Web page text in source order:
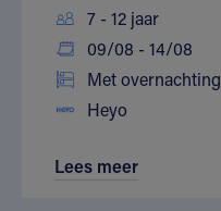
7 - 12 jaar
09/08 - 14/08
Met overnachting
Heyo
Lees meer